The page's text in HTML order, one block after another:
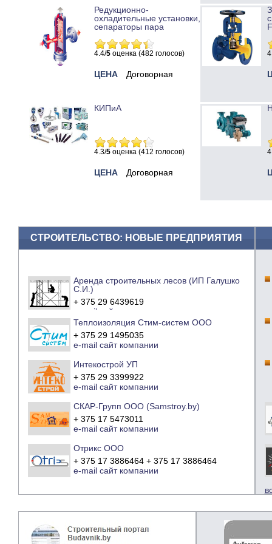
Редукционно-
охладительные установки,
сепараторы пара
4.4/5 оценка (482 голосов)
ЦЕНА Договорная
КИПиА
4.3/5 оценка (412 голосов)
ЦЕНА Договорная
СТРОИТЕЛЬСТВО: НОВЫЕ ПРЕДПРИЯТИЯ
Аренда строительных лесов (ИП Галушко
С.И.)
+ 375 29 6439619
e-mail
сайт компании
Теплоизоляция Стим-систем ООО
+ 375 29 1495035
e-mail сайт компании
Интекострой УП
+ 375 29 3399922
e-mail сайт компании
СКАР-Групп ООО (Samstroy.by)
+ 375 17 5473011
e-mail сайт компании
Отрикс ООО
+ 375 17 3886464 + 375 17 3886464
e-mail сайт компании